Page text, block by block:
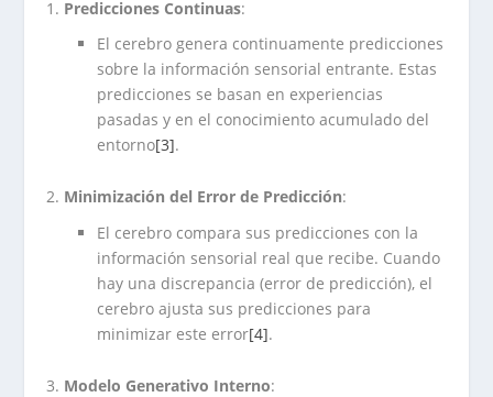
Predicciones Continuas:
El cerebro genera continuamente predicciones
sobre la información sensorial entrante. Estas
predicciones se basan en experiencias
pasadas y en el conocimiento acumulado del
entorno[3].
Minimización del Error de Predicción:
El cerebro compara sus predicciones con la
información sensorial real que recibe. Cuando
hay una discrepancia (error de predicción), el
cerebro ajusta sus predicciones para
minimizar este error[4].
Modelo Generativo Interno: